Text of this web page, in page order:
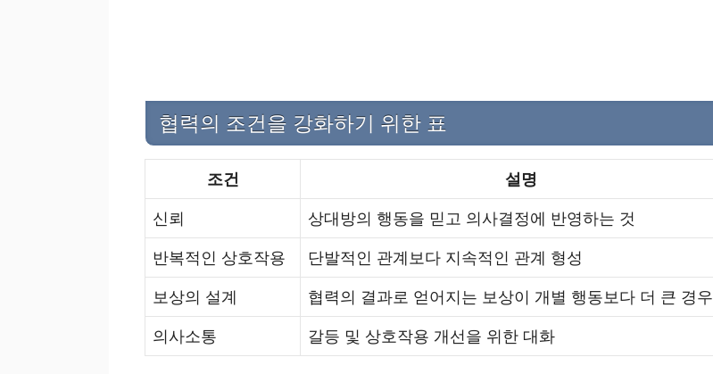
협력의 조건을 강화하기 위한 표
조건
설명
신뢰
상대방의 행동을 믿고 의사결정에 반영하는 것
반복적인 상호작용
단발적인 관계보다 지속적인 관계 형성
보상의 설계
협력의 결과로 얻어지는 보상이 개별 행동보다 더 큰 경우
의사소통
갈등 및 상호작용 개선을 위한 대화